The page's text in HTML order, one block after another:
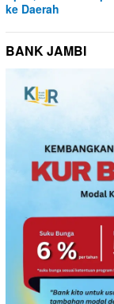
ke Daerah
BANK JAMBI